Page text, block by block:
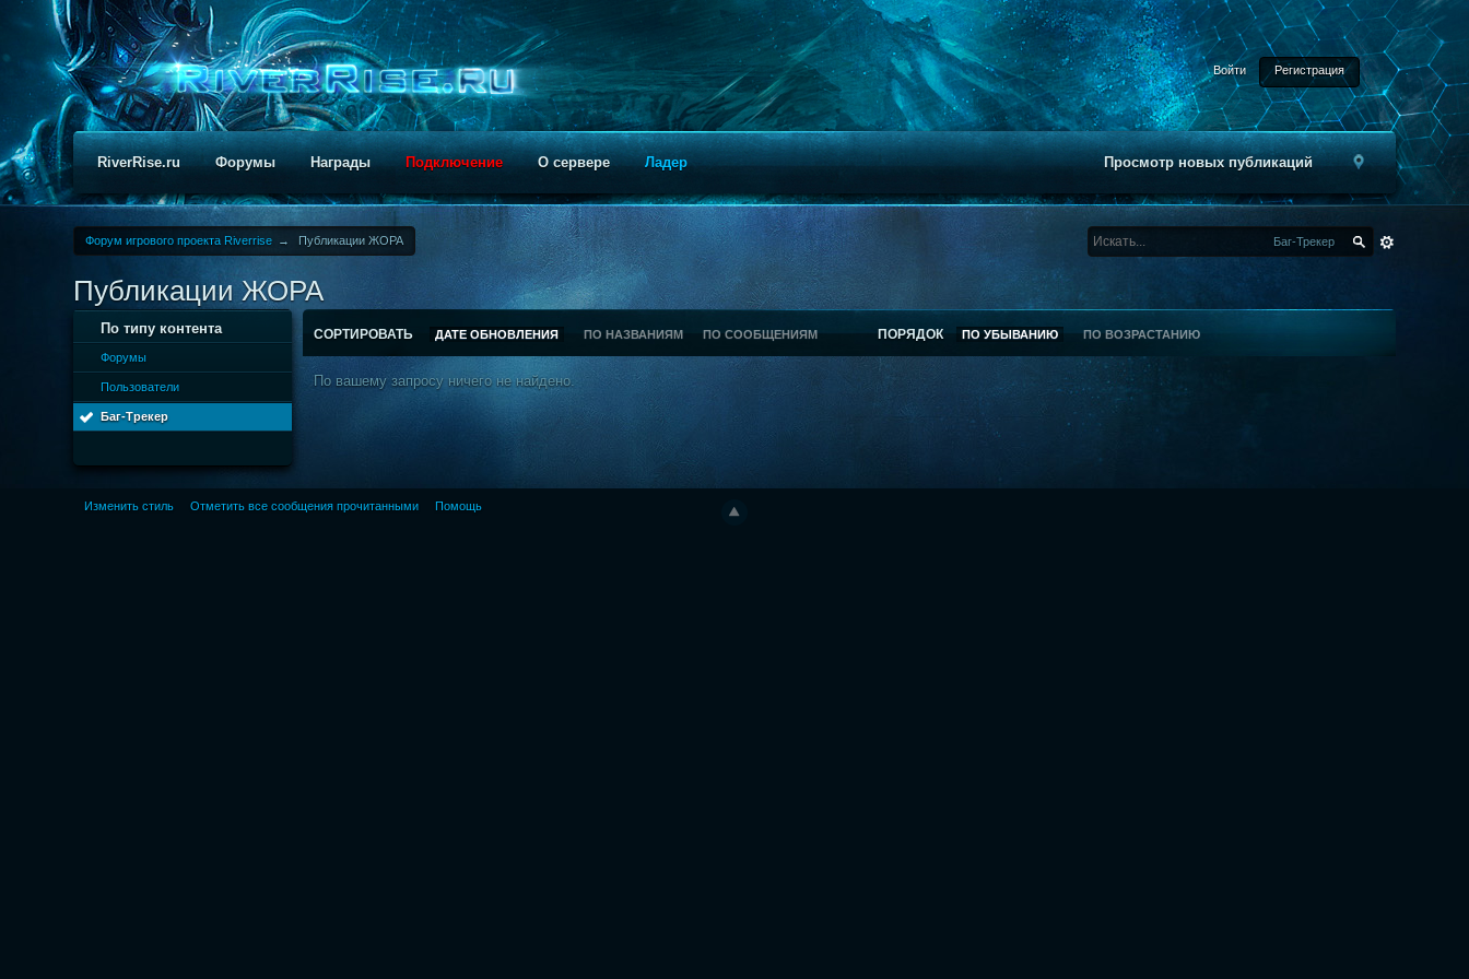
Войти Регистрация
Просмотр новых публикаций
RiverRise.ru Форумы Награды Подключение О сервере Ладер
Форум игрового проекта Riverrise → Публикации ЖОРА Баг-Трекер
Публикации ЖОРА
По типу контента
Форумы
Пользователи
Баг-Трекер
СОРТИРОВАТЬ ДАТЕ ОБНОВЛЕНИЯ ПО НАЗВАНИЯМ ПО СООБЩЕНИЯМ ПОРЯДОК ПО УБЫВАНИЮ ПО ВОЗРАСТАНИЮ
По вашему запросу ничего не найдено.
Изменить стиль Отметить все сообщения прочитанными Помощь